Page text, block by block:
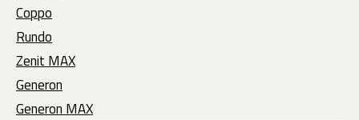
Coppo
Rundo
Zenit MAX
Generon
Generon MAX